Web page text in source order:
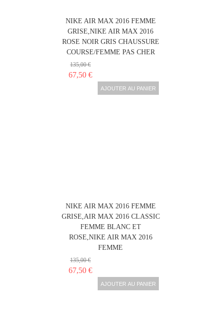
NIKE AIR MAX 2016 FEMME
GRISE,NIKE AIR MAX 2016
ROSE NOIR GRIS CHAUSSURE
COURSE/FEMME PAS CHER
135,00 €
67,50 €
AJOUTER AU PANIER
NIKE AIR MAX 2016 FEMME
GRISE,AIR MAX 2016 CLASSIC
FEMME BLANC ET
ROSE,NIKE AIR MAX 2016
FEMME
135,00 €
67,50 €
AJOUTER AU PANIER